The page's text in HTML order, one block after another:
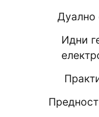
Дуално
Идни